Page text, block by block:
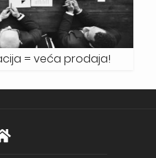
= veća prodaja!